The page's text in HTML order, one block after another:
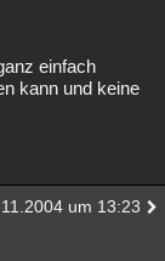
einfach
kann und keine
um 13:23